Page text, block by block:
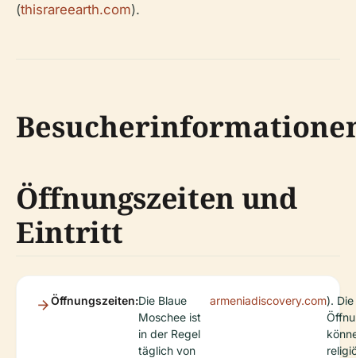
(thisrareearth.com).
Öffnungszeiten und
Eintritt
Öffnungszeiten:Die Blaue
Moschee ist
in der Regel
täglich von
armeniadiscovery.com). Die